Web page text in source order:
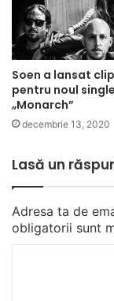
Soen a lansat
pentru noul
„Monarch”
decembrie 13, 2020
Lasă un
Adresa ta de
obligatorii sunt